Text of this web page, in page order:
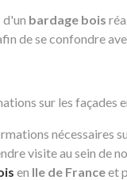
d'un bardage bois
de se confondre
sur les façades
nécessaires
visite au sein de
en Ile de Franceet